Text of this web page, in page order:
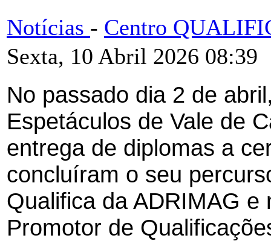
Notícias - Centro
Sexta, 10 Abril 2026 08:39
No passado dia 2 de
Espetáculos de Vale de
entrega de diplomas a
concluíram o seu
Qualifica da ADRIMAG
Promotor de